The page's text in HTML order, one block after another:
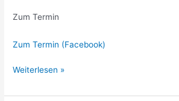
Zum Termin
Zum Termin (Facebook)
Vorankündigung
Weiterlesen »